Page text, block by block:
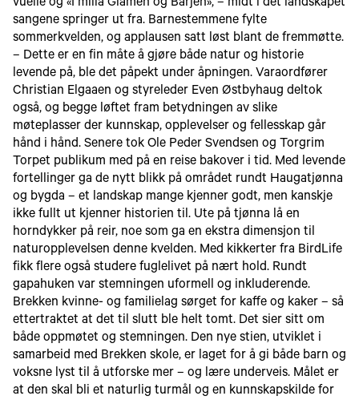
vuelie og «I milla Glåmen og Bårjen», – midt i det landskapet
sangene springer ut fra. Barnestemmene fylte
sommerkvelden, og applausen satt løst blant de fremmøtte.
– Dette er en fin måte å gjøre både natur og historie
levende på, ble det påpekt under åpningen. Varaordfører
Christian Elgaaen og styreleder Even Østbyhaug deltok
også, og begge løftet fram betydningen av slike
møteplasser der kunnskap, opplevelser og fellesskap går
hånd i hånd. Senere tok Ole Peder Svendsen og Torgrim
Torpet publikum med på en reise bakover i tid. Med levende
fortellinger ga de nytt blikk på området rundt Haugatjønna
og bygda – et landskap mange kjenner godt, men kanskje
ikke fullt ut kjenner historien til. Ute på tjønna lå en
horndykker på reir, noe som ga en ekstra dimensjon til
naturopplevelsen denne kvelden. Med kikkerter fra BirdLife
fikk flere også studere fuglelivet på nært hold. Rundt
gapahuken var stemningen uformell og inkluderende.
Brekken kvinne- og familielag sørget for kaffe og kaker – så
ettertraktet at det til slutt ble helt tomt. Det sier sitt om
både oppmøtet og stemningen. Den nye stien, utviklet i
samarbeid med Brekken skole, er laget for å gi både barn og
voksne lyst til å utforske mer – og lære underveis. Målet er
at den skal bli et naturlig turmål og en kunnskapskilde for